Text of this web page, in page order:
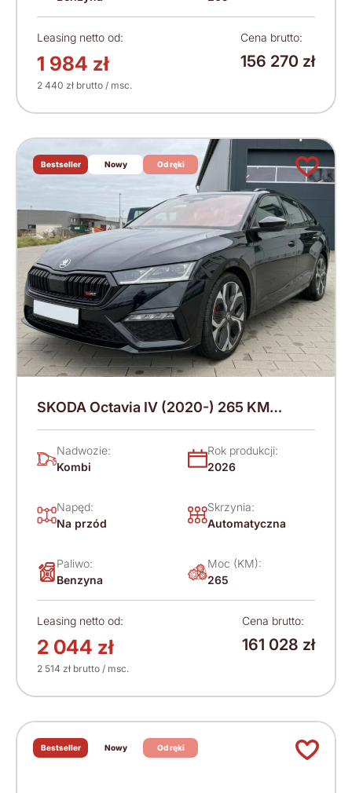
Leasing netto od:
1 984 zł
2 440 zł brutto / msc.
Cena brutto:
156 270 zł
Bestseller Nowy Od ręki
SKODA Octavia IV (2020-) 265 KM
(2026)
Nadwozie:
Kombi
Rok produkcji:
2026
Napęd:
Na przód
Skrzynia:
Automatyczna
Paliwo:
Benzyna
Moc (KM):
265
Leasing netto od:
2 044 zł
2 514 zł brutto / msc.
Cena brutto:
161 028 zł
Bestseller Nowy Od ręki